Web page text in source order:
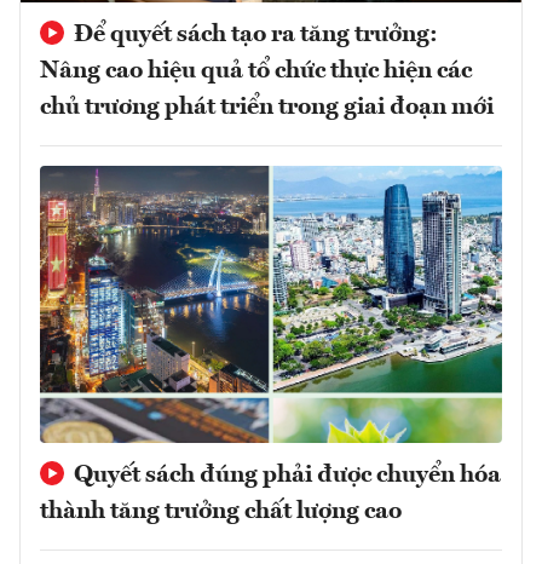
Để quyết sách tạo ra tăng trưởng:
Nâng cao hiệu quả tổ chức thực hiện các
chủ trương phát triển trong giai đoạn mới
Quyết sách đúng phải được chuyển hóa
thành tăng trưởng chất lượng cao